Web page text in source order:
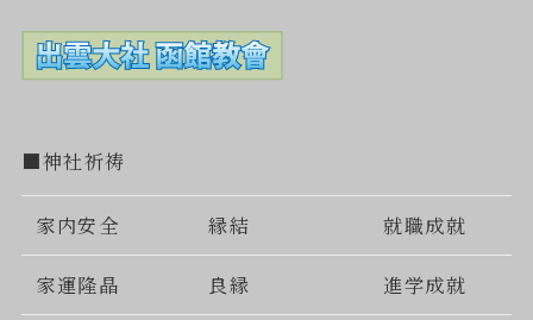
■神社祈祷
家内安全 縁結 就職成就
家運隆晶 良縁 進学成就